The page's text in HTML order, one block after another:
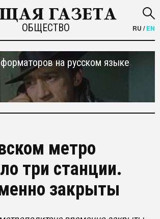
ОБЩЕСТВО RU /EN
на русском языке
метро
три станции.
закрыты